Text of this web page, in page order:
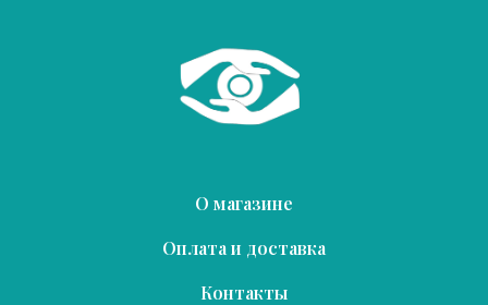
О магазине
Оплата и доставка
Контакты